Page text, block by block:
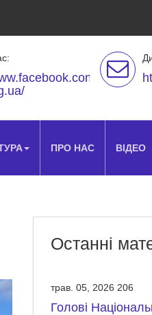
ПРО НАС ВІДЕО
Останні
трав. 05, 2026 206
Голові